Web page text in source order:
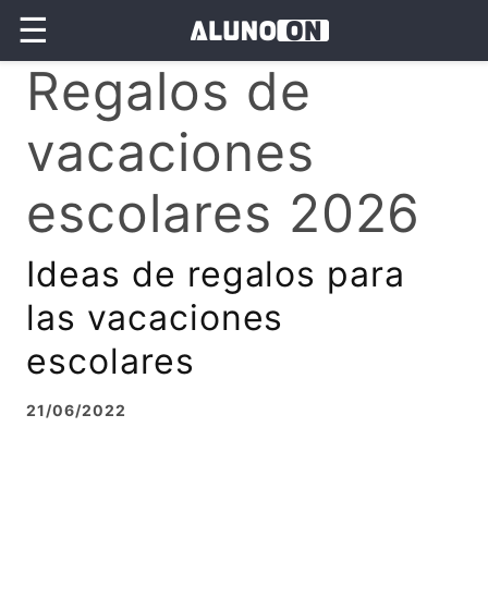
☰
Regalos de
vacaciones
escolares 2026
Ideas de regalos para
las vacaciones
escolares
21/06/2022